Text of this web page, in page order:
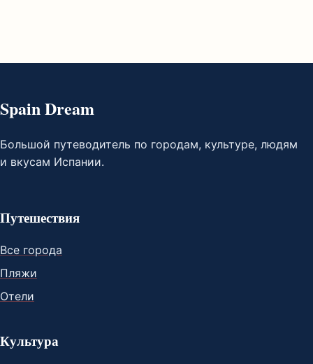
Spain Dream
Большой путеводитель по городам, культуре, людям
и вкусам Испании.
Путешествия
Все города
Пляжи
Отели
Культура